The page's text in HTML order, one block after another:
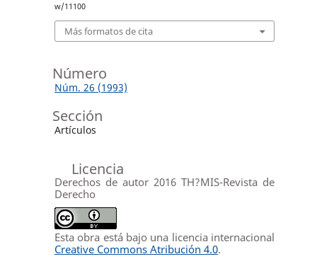
w/11100
Más formatos de cita
Número
Núm. 26 (1993)
Sección
Artículos
Licencia
Derechos de autor 2016 TH?MIS-Revista de
Derecho
Esta obra está bajo una licencia internacional
Creative Commons Atribución 4.0.